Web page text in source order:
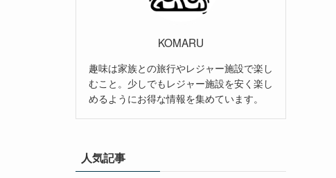
KOMARU
趣味は家族との旅行やレジャー施設で楽し
むこと。少しでもレジャー施設を安く楽し
めるようにお得な情報を集めています。
人気記事